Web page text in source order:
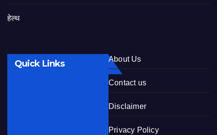
हेल्थ
Quick Links About Us
Contact us
Disclaimer
Privacy Policy